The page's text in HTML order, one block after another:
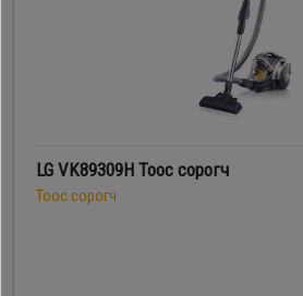
LG VK89309H Тоос сорогч
Тоос сорогч